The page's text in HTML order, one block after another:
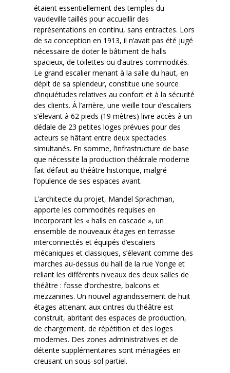
étaient essentiellement des temples du
vaudeville taillés pour accueillir des
représentations en continu, sans entractes. Lors
de sa conception en 1913, il n’avait pas été jugé
nécessaire de doter le bâtiment de halls
spacieux, de toilettes ou d’autres commodités.
Le grand escalier menant à la salle du haut, en
dépit de sa splendeur, constitue une source
d’inquiétudes relatives au confort et à la sécurité
des clients. À l’arrière, une vieille tour d’escaliers
s’élevant à 62 pieds (19 mètres) livre accès à un
dédale de 23 petites loges prévues pour des
acteurs se hâtant entre deux spectacles
simultanés. En somme, l’infrastructure de base
que nécessite la production théâtrale moderne
fait défaut au théâtre historique, malgré
l’opulence de ses espaces avant.
L’architecte du projet, Mandel Sprachman,
apporte les commodités requises en
incorporant les « halls en cascade », un
ensemble de nouveaux étages en terrasse
interconnectés et équipés d’escaliers
mécaniques et classiques, s’élevant comme des
marches au-dessus du hall de la rue Yonge et
reliant les différents niveaux des deux salles de
théâtre : fosse d’orchestre, balcons et
mezzanines. Un nouvel agrandissement de huit
étages attenant aux cintres du théâtre est
construit, abritant des espaces de production,
de chargement, de répétition et des loges
modernes. Des zones administratives et de
détente supplémentaires sont ménagées en
creusant un sous-sol partiel.